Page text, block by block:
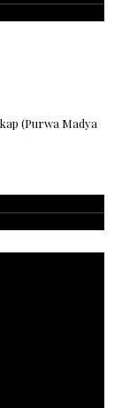
(Purwa Madya